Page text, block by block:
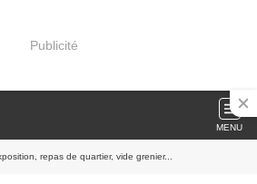
Publicité
MENU
repas de quartier, vide grenier...